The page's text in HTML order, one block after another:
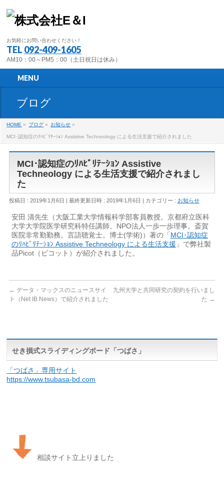
お気軽にお問い合わせください！
TEL 092-409-1605
AM10：00～PM5：00（土日祝日は休み）
MENU
ブログ
HOME » ブログ » お知らせ »
MCI･認知症のﾘﾊﾋﾞﾘﾃｰｼｮﾝ Assistive Techneology による生活支援で紹介されました
MCI･認知症のﾘﾊﾋﾞﾘﾃｰｼｮﾝ Assistive
Techneology による生活支援で紹介されまし
た
投稿日 : 2019年1月6日 最終更新日時 : 2019年1月6日 カテゴリー : お知らせ
安田 清先生（大阪工業大学情報科学部客員教授。京都府立医科
大学大学院医学研究科特任講師。NPO法人一歩一歩理事。斎賀
医院非常勤勤務。言語聴覚士。博士(学術)）著の「 MCI･認知症
のﾘﾊﾋﾞﾘﾃｰｼｮﾝ Assistive Techneology による生活支援 」で弊社製
品Picot（ピコット）が紹介されました。
← データ・マックスのニュースサイ
ト（Net IB News）で紹介されました
九州大学と共同研究の契約を行いまし
た →
せき損式スライディングボード「つばさ」
「つばさ」専用サイト
https://www.tsubasa-bd.com
相談サイト立上りました